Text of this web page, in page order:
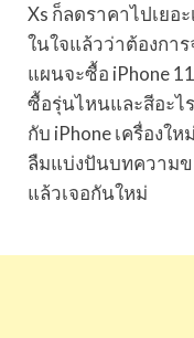
Xs ก็ลดราคาไปเยอ
ในใจแล้วว่าต้องกา
แผนจะซื้อ iPhone
ซื้อรุ่นไหนและสีอะไ
กับ iPhone เครื่อง
ลืมแบ่งปันบทความ
แล้วเจอกันใหม่